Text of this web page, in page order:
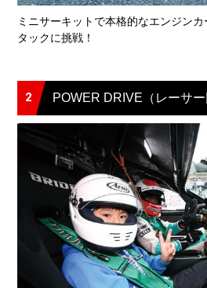
ミニサーキットで本格的なエンジン
タックに挑戦！
2 POWER DRIVE（レーサー